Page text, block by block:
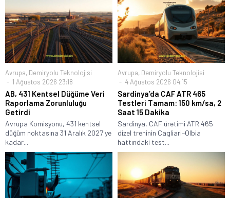
Avrupa, Demiryolu Teknolojisi
1 Ağustos 2026 23:18
AB, 431 Kentsel Düğüme Veri
Raporlama Zorunluluğu
Getirdi
Avrupa Komisyonu, 431 kentsel
düğüm noktasına 31 Aralık 2027'ye
kadar...
Avrupa, Demiryolu Teknolojisi
4 Ağustos 2026 04:15
Sardinya’da CAF ATR 465
Testleri Tamam: 150 km/sa, 2
Saat 15 Dakika
Sardinya, CAF üretimi ATR 465
dizel treninin Cagliari–Olbia
hattındaki test...